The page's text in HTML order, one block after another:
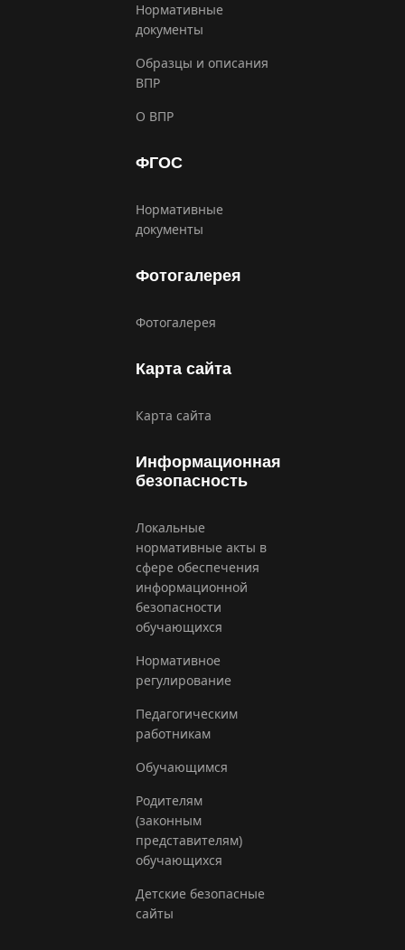
Нормативные
документы
Образцы и описания
ВПР
О ВПР
ФГОС
Нормативные
документы
Фотогалерея
Фотогалерея
Карта сайта
Карта сайта
Информационная
безопасность
Локальные
нормативные акты в
сфере обеспечения
информационной
безопасности
обучающихся
Нормативное
регулирование
Педагогическим
работникам
Обучающимся
Родителям
(законным
представителям)
обучающихся
Детские безопасные
сайты